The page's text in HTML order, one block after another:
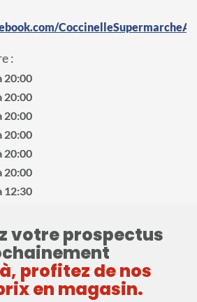
:
20:00
20:00
20:00
20:00
20:00
20:00
12:30
votre prospectus
profitez de nos
en magasin.